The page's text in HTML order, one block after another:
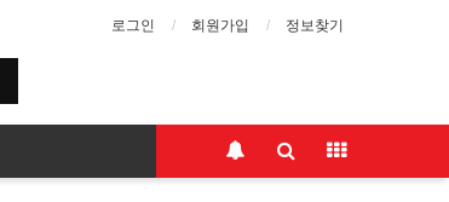
로그인 회원가입 정보찾기